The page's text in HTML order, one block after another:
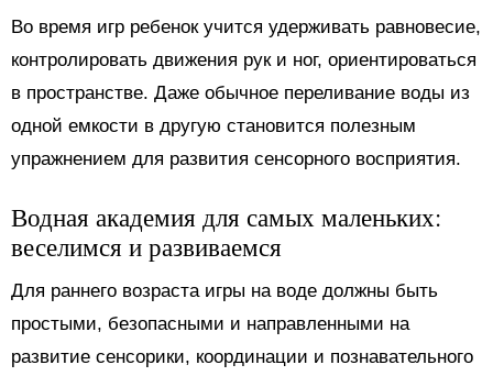
Во время игр ребенок учится удерживать равновесие,
контролировать движения рук и ног, ориентироваться
в пространстве. Даже обычное переливание воды из
одной емкости в другую становится полезным
упражнением для развития сенсорного восприятия.
Водная академия для самых маленьких:
веселимся и развиваемся
Для раннего возраста игры на воде должны быть
простыми, безопасными и направленными на
развитие сенсорики, координации и познавательного